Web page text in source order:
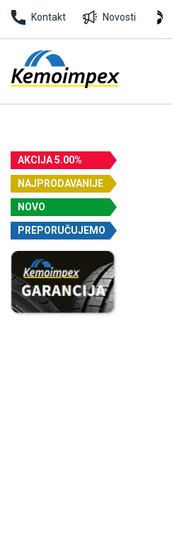
Kontakt Novosti
AKCIJA 5.00%
NAJPRODAVANIJE
NOVO
PREPORUČUJEMO